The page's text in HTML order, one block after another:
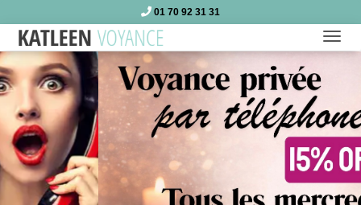
01 70 92 31 31